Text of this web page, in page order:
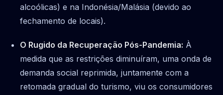
alcoólicas) e na Indonésia/Malásia (devido ao
fechamento de locais).
O Rugido da Recuperação Pós-Pandemia: À
medida que as restrições diminuíram, uma onda de
demanda social reprimida, juntamente com a
retomada gradual do turismo, viu os consumidores